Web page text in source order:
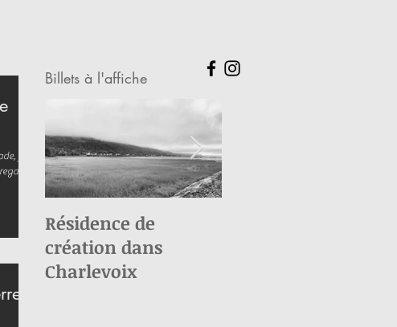
je
à
Billets à l'affiche
Résidence de
création dans
Charlevoix